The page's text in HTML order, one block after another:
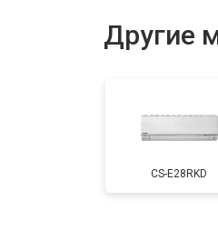
Другие
CS-E28RKD